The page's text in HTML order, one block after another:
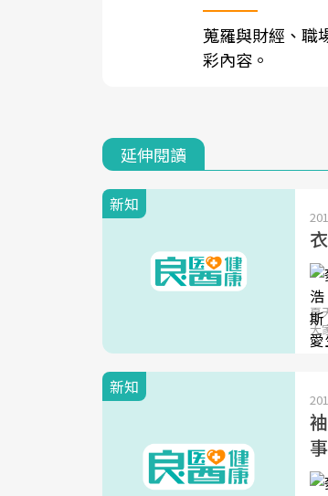
蒐羅與財經、職
彩內容。
延伸閱讀
新知
夏
大
新知